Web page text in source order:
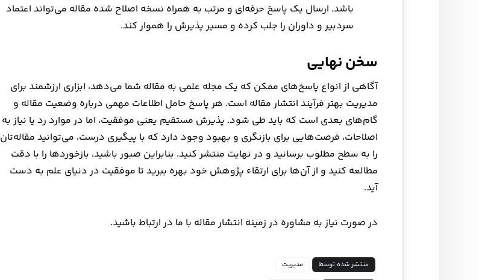
باشد. ارسال یک پاسخ حرفه‌ای و مرتب به همراه نسخه اصلاح شده مقاله می‌تواند اعتماد
سردبیر و داوران را جلب کرده و مسیر پذیرش را هموار کند.
سخن نهایی
آگاهی از انواع پاسخ‌های ممکن که یک مجله علمی به مقاله شما می‌دهد، ابزاری ارزشمند برای
مدیریت بهتر فرآیند انتشار مقاله است. هر پاسخ حامل اطلاعات مهمی درباره وضعیت مقاله و
گام‌های بعدی است که باید طی شود. پذیرش مستقیم یعنی موفقیت، اما در موارد رد یا نیاز به
اصلاحات، فرصت‌هایی برای بازنگری و بهبود وجود دارد که با پیگیری درست، می‌توانید مقاله‌تان
را به سطح مطلوب برسانید و در نهایت منتشر کنید. بنابراین صبور باشید، بازخوردها را با دقت
مطالعه کنید و از آن‌ها برای ارتقاء پژوهش خود بهره ببرید تا موفقیت در دنیای علم به دست
آید.
در صورت نیاز به مشاوره در زمینه انتشار مقاله با ما در ارتباط باشید.
منتشر شده توسط مدیریت